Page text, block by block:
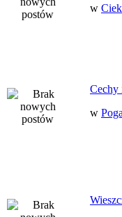
w
Cechy
w